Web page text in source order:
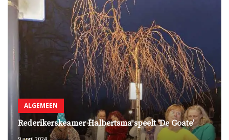
ALGEMEEN
Rederikerskeamer Halbertsma speelt 'De Goate'